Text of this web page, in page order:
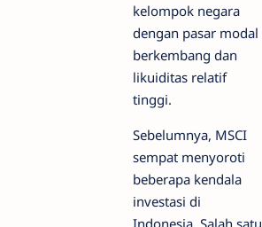
kelompok negara
dengan pasar modal
berkembang dan
likuiditas relatif
tinggi.
Sebelumnya, MSCI
sempat menyoroti
beberapa kendala
investasi di
Indonesia. Salah satu